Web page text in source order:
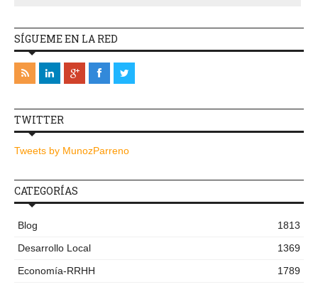
SÍGUEME EN LA RED
TWITTER
Tweets by MunozParreno
CATEGORÍAS
Blog
1813
Desarrollo Local
1369
Economía-RRHH
1789